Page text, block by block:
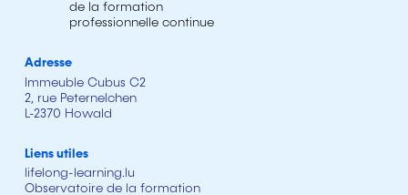
de la formation
professionnelle continue
Adresse
Immeuble Cubus C2
2, rue Peternelchen
L-2370 Howald
Liens utiles
lifelong-learning.lu
Observatoire de la formation